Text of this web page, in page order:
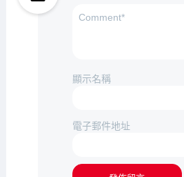
顯示名稱
電子郵件地址